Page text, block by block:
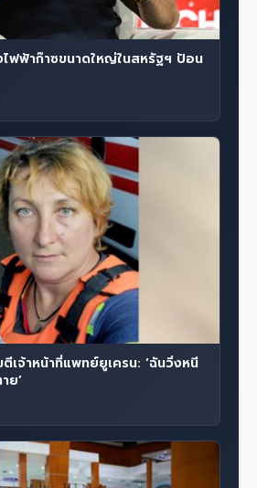
ฟฟ้าก๊าซขนาดใหญ่ในสหรัฐฯ ป้อน
ตีเจ้าหน้าที่แพทย์ยูเครน: ‘ฉันวิ่งหนี
ย’